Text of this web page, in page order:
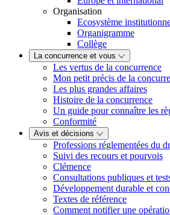
Organisation
Ecosystème
Organigramme
Collège
La concurrence et vous
Les vertus de la concurrence
Mon petit précis de la
Les plus grandes affaires
Histoire de la concurrence
Un guide pour connaître les
Conformité
Avis et décisions
Professions réglementées du
Suivi des recours et pourvois
Clémence
Consultations publiques et
Développement durable et
Textes de référence
Comment notifier une